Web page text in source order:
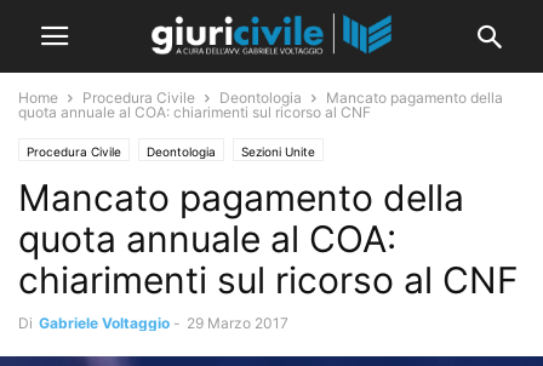
Home Procedura Civile Deontologia
Mancato pagamento della
quota annuale al COA: chiarimenti sul ricorso al CNF
Procedura Civile Deontologia Sezioni Unite
Mancato pagamento della
quota annuale al COA:
chiarimenti sul ricorso al CNF
Di Gabriele Voltaggio - 29 Marzo 2017